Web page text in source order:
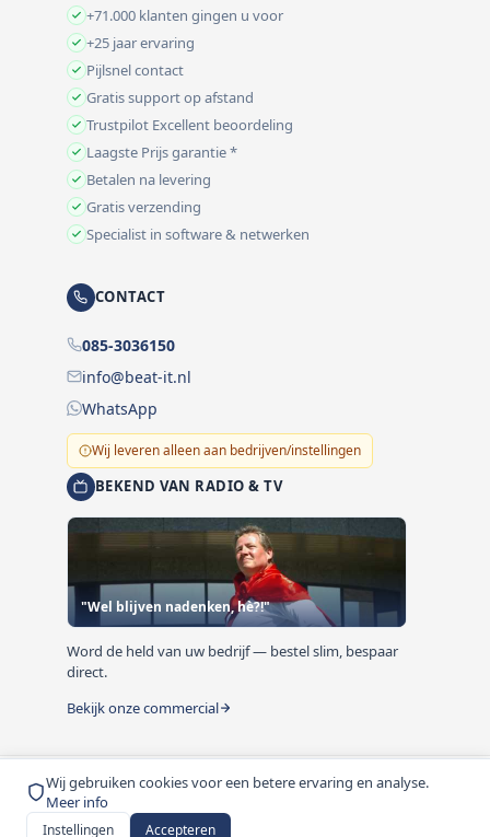
Wij gebruiken cookies voor een betere ervaring en analyse.
Meer info
Instellingen Accepteren
+71.000 klanten gingen u voor
+25 jaar ervaring
Pijlsnel contact
Gratis support op afstand
Trustpilot Excellent beoordeling
Laagste Prijs garantie *
Betalen na levering
Gratis verzending
Specialist in software & netwerken
CONTACT
085-3036150
info@beat-it.nl
WhatsApp
Wij leveren alleen aan bedrijven/instellingen
BEKEND VAN RADIO & TV
"Wel blijven nadenken, hè?!"
Word de held van uw bedrijf — bestel slim, bespaar
direct.
Bekijk onze commercial
© 1999-2026 Beat-it.nl. Vermelde prijzen zijn excl. BTW
tenzij anders vermeld.